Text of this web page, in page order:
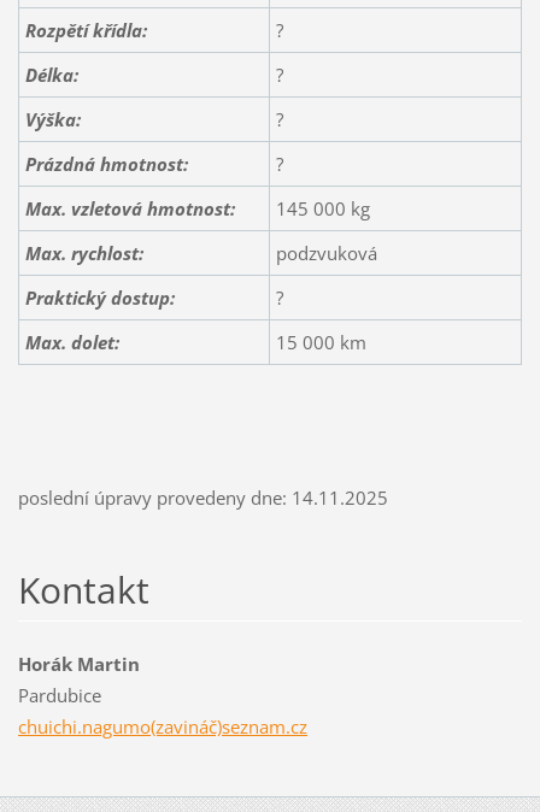
Rozpětí křídla:
?
Délka:
?
Výška:
?
Prázdná hmotnost:
?
Max. vzletová hmotnost:
145 000 kg
Max. rychlost:
podzvuková
Praktický dostup:
?
Max. dolet:
15 000 km
poslední úpravy provedeny dne: 14.11.2025
Kontakt
Horák Martin
Pardubice
chuichi.nagumo(zavináč)seznam.cz